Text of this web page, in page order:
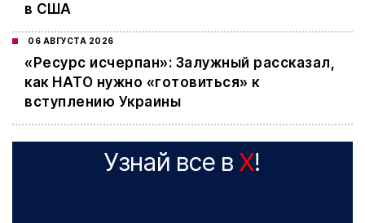
в США
06 АВГУСТА 2026
«Ресурс исчерпан»: Залужный рассказал,
как НАТО нужно «готовиться» к
вступлению Украины
Узнай все в X!